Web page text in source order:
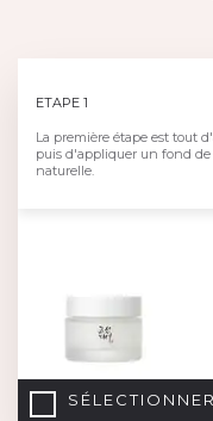
ETAPE 1
La première étape est tout
puis d'appliquer un fond
naturelle.